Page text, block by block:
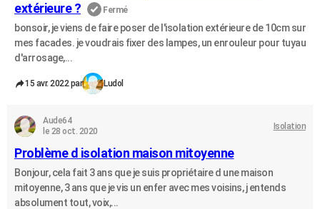
extérieure ?
Fermé
bonsoir, je viens de faire poser de l'isolation extérieure de 10cm sur
mes facades. je voudrais fixer des lampes, un enrouleur pour tuyau
d'arrosage,...
15 avr. 2022 par Ludol
Aude64
le 28 oct. 2020
Isolation
Problème d isolation maison mitoyenne
Bonjour, cela fait 3 ans que je suis propriétaire d une maison
mitoyenne, 3 ans que je vis un enfer avec mes voisins, j entends
absolument tout, voix,...